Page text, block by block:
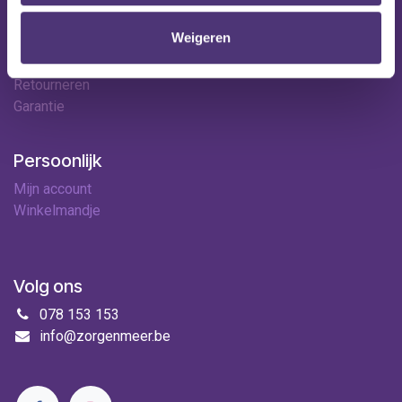
Weigeren
Contact
Betaalopties
Retourneren
Garantie
Persoonlijk
Mijn account
Winkelmandje
Volg ons
078 153 153
info@zorgenmeer.be